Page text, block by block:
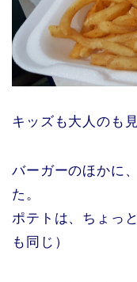
キッズも大人のも
バーガーのほかに
た。
ポテトは、ちょっ
も同じ）